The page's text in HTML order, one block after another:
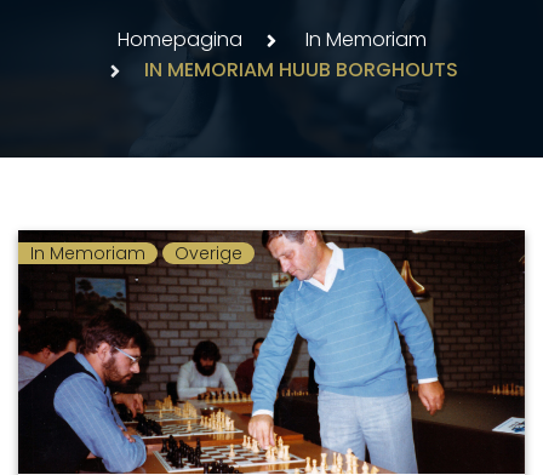
Homepagina
In Memoriam
IN MEMORIAM HUUB BORGHOUTS
In Memoriam Overige